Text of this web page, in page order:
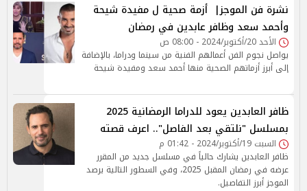
نشرة فن الموجز| أزمة صحية ل مفيدة شيحة
وأحمد سعد وظافر عابدين في رمضان
الأحد 20/أكتوبر/2024 - 08:00 ص
يواصل نجوم الفن أعمالهم الفنية من سينما ودراما، بالإضافة
إلى أبرز أزماتهم الصحية منها أحمد سعد ومفيدة شيحة
ظافر العابدين يعود للدراما الرمضانية 2025
بمسلسل "نلتقي بعد الفاصل".. اعرف قصته
السبت 19/أكتوبر/2024 - 01:42 م
ظافر العابدين يشارك حالياً في مسلسل جديد من المقرر
عرضه في رمضان المقبل 2025، وفي السطور التالية يرصد
الموجز أبرز التفاصيل.